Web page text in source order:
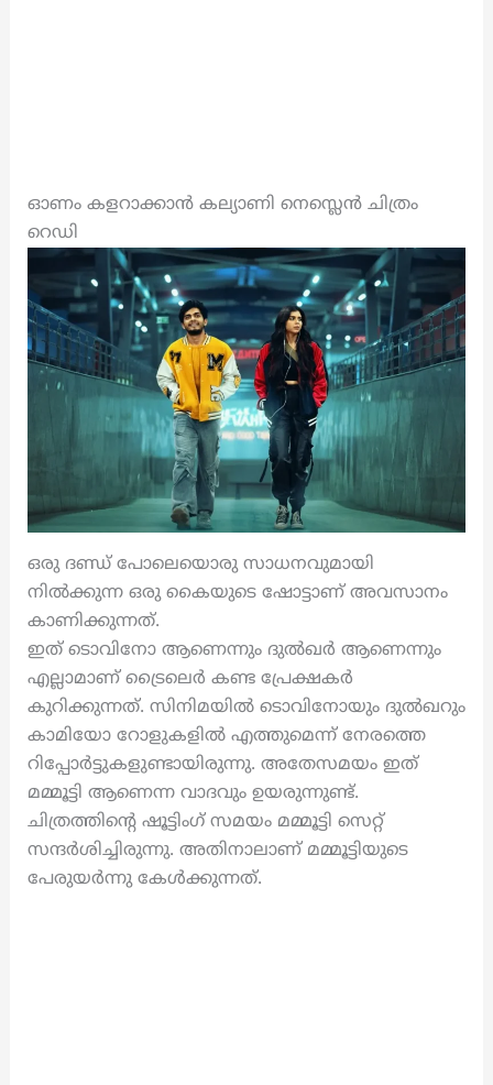
ഓണം കളറാക്കാൻ കല്യാണി നെസ്ലെൻ ചിത്രം
റെഡി
ഒരു ദണ്ഡ് പോലെയൊരു സാധനവുമായി
നിൽക്കുന്ന ഒരു കൈയുടെ ഷോട്ടാണ് അവസാനം
കാണിക്കുന്നത്.
ഇത് ടൊവിനോ ആണെന്നും ദുൽഖർ ആണെന്നും
എല്ലാമാണ് ട്രൈലെർ കണ്ട പ്രേക്ഷകർ
കുറിക്കുന്നത്. സിനിമയിൽ ടൊവിനോയും ദുൽഖറും
കാമിയോ റോളുകളിൽ എത്തുമെന്ന് നേരത്തെ
റിപ്പോർട്ടുകളുണ്ടായിരുന്നു. അതേസമയം ഇത്
മമ്മൂട്ടി ആണെന്ന വാദവും ഉയരുന്നുണ്ട്.
ചിത്രത്തിന്റെ ഷൂട്ടിംഗ് സമയം മമ്മൂട്ടി സെറ്റ്
സന്ദർശിച്ചിരുന്നു. അതിനാലാണ് മമ്മൂട്ടിയുടെ
പേരുയർന്നു കേൾക്കുന്നത്.